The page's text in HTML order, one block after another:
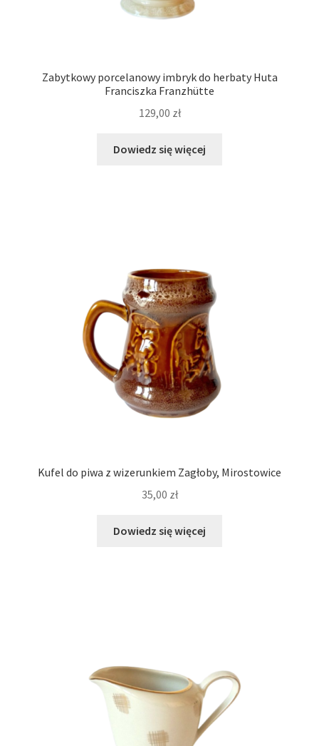
Zabytkowy porcelanowy imbryk do herbaty Huta
Franciszka Franzhütte
129,00 zł
Dowiedz się więcej
Kufel do piwa z wizerunkiem Zagłoby, Mirostowice
35,00 zł
Dowiedz się więcej